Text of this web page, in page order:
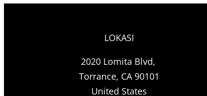
LOKASI
2020 Lomita Blvd,
Torrance, CA 90101
United States